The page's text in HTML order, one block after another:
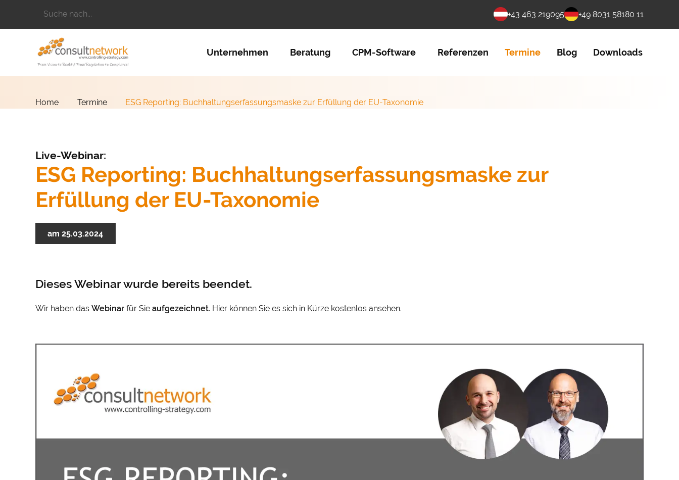
+43 463 219095 +49 8031 58180 11
Unternehmen Beratung CPM-Software Referenzen Termine Blog Downloads
Home Termine ESG Reporting: Buchhaltungserfassungsmaske zur Erfüllung der EU-Taxonomie
Live-Webinar:
ESG Reporting: Buchhaltungserfassungsmaske zur
Erfüllung der EU-Taxonomie
am 25.03.2024
Dieses Webinar wurde bereits beendet.
Wir haben das Webinar für Sie aufgezeichnet. Hier können Sie es sich in Kürze kostenlos ansehen.